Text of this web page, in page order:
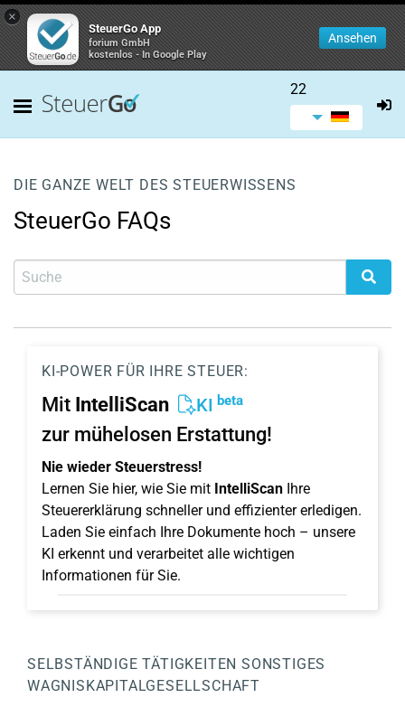
×
SteuerGo App
forium GmbH
kostenlos - In Google Play
Ansehen
22
DIE GANZE WELT DES STEUERWISSENS
SteuerGo FAQs
KI-POWER FÜR IHRE STEUER:
Mit IntelliScan KI beta
zur mühelosen Erstattung!
Nie wieder Steuerstress!
Lernen Sie hier, wie Sie mit IntelliScan Ihre
Steuererklärung schneller und effizienter erledigen.
Laden Sie einfach Ihre Dokumente hoch – unsere
KI erkennt und verarbeitet alle wichtigen
Informationen für Sie.
SELBSTÄNDIGE TÄTIGKEITEN SONSTIGES
WAGNISKAPITALGESELLSCHAFT